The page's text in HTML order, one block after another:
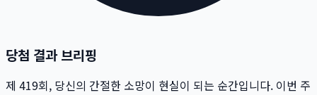
당첨 결과 브리핑
제 419회, 당신의 간절한 소망이 현실이 되는 순간입니다. 이번 주